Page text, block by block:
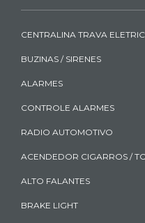
CENTRALINA TRAVA
BUZINAS / SIRENES
ALARMES
CONTROLE ALARMES
RADIO AUTOMOTIVO
ACENDEDOR CIGARROS /
ALTO FALANTES
BRAKE LIGHT